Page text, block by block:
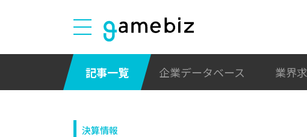
記事一覧 企業データベース 業界
決算情報